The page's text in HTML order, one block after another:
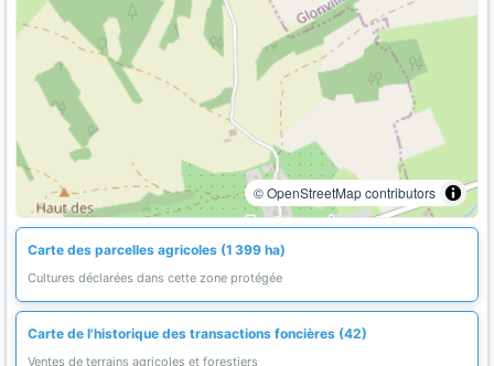
© OpenStreetMap contributors
Carte des parcelles agricoles (1 399 ha)
Cultures déclarées dans cette zone protégée
Carte de l'historique des transactions foncières (42)
Ventes de terrains agricoles et forestiers